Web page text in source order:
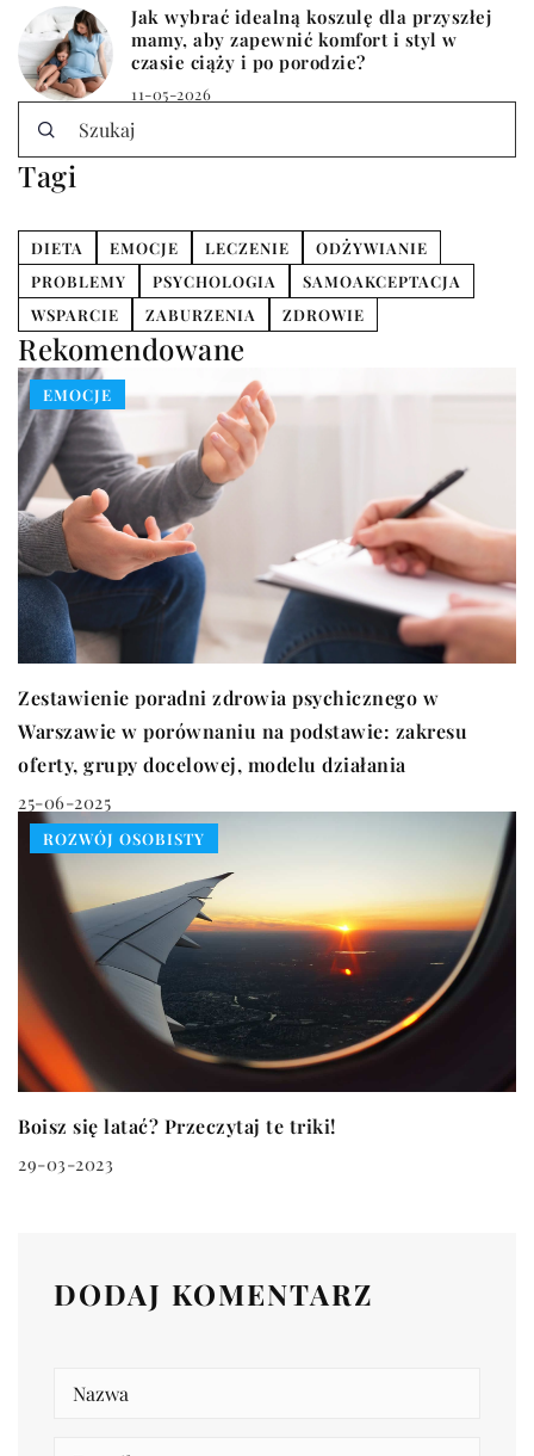
Jak wybrać idealną koszulę dla przyszłej
mamy, aby zapewnić komfort i styl w
czasie ciąży i po porodzie?
11-05-2026
Tagi
DIETA EMOCJE LECZENIE
ODŻYWIANIE
PROBLEMY
PSYCHOLOGIA
SAMOAKCEPTACJA
WSPARCIE
ZABURZENIA ZDROWIE
Rekomendowane
EMOCJE
Zestawienie poradni zdrowia psychicznego w
Warszawie w porównaniu na podstawie: zakresu
oferty, grupy docelowej, modelu działania
25-06-2025
ROZWÓJ OSOBISTY
Boisz się latać? Przeczytaj te triki!
29-03-2023
DODAJ KOMENTARZ